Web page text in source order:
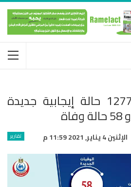
الصحة: تسجيل 1277 حالة إيجابية جديدة
تقارير الإثنين 4 يناير, 2021 11:59 م